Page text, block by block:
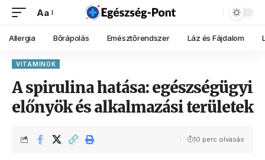
Aa
Allergia Bőrápolás Emésztőrendszer Láz és Fájdalom
VITAMINOK
A spirulina hatása: egészségügyi
előnyök és alkalmazási területek
10 perc olvasás